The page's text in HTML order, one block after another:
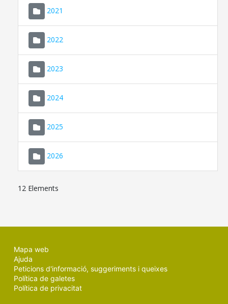
2021
2022
2023
2024
2025
2026
12 Elements
Mapa web
Ajuda
Peticions d'informació, suggeriments i queixes
Política de galetes
Política de privacitat